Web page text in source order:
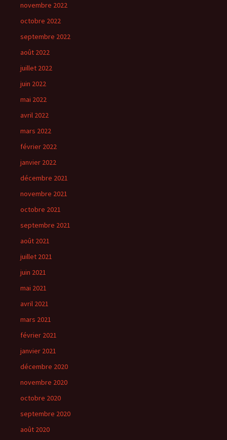
novembre 2022
octobre 2022
septembre 2022
août 2022
juillet 2022
juin 2022
mai 2022
avril 2022
mars 2022
février 2022
janvier 2022
décembre 2021
novembre 2021
octobre 2021
septembre 2021
août 2021
juillet 2021
juin 2021
mai 2021
avril 2021
mars 2021
février 2021
janvier 2021
décembre 2020
novembre 2020
octobre 2020
septembre 2020
août 2020